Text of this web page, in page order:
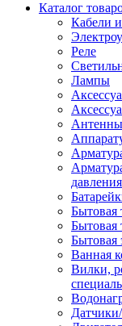
Каталог
Кабели
Реле
Лампы
Антенны
давления
Бытовая
Бытовая
Бытовая
Ванная
Вилки,